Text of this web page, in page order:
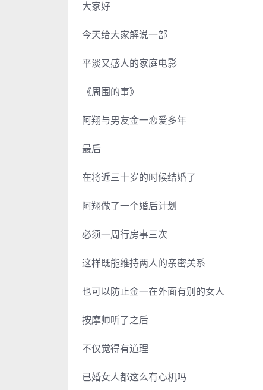
大家好
今天给大家解说一部
平淡又感人的家庭电影
《周围的事》
阿翔与男友金一恋爱多年
最后
在将近三十岁的时候结婚了
阿翔做了一个婚后计划
必须一周行房事三次
这样既能维持两人的亲密关系
也可以防止金一在外面有别的女人
按摩师听了之后
不仅觉得有道理
已婚女人都这么有心机吗